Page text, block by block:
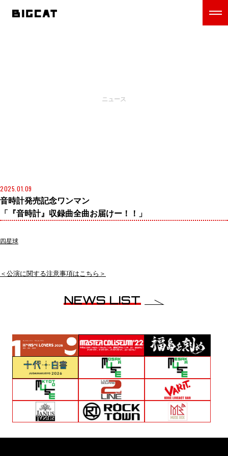
ニュース
2025.01.09
音時計発売記念ワンマン
「『音時計』収録曲全曲お届けー！！」
四星球
＜公演に関する注意事項はこちら＞
NEWS LIST